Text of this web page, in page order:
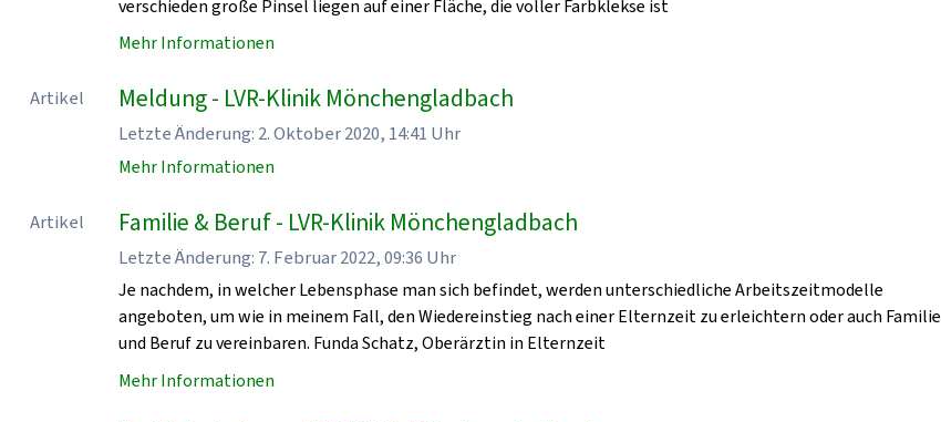
verschieden große Pinsel liegen auf einer Fläche, die voller Farbklekse ist
Mehr Informationen
Artikel Meldung - LVR-Klinik Mönchengladbach
Letzte Änderung: 2. Oktober 2020, 14:41 Uhr
Mehr Informationen
Artikel Familie & Beruf - LVR-Klinik Mönchengladbach
Letzte Änderung: 7. Februar 2022, 09:36 Uhr
Je nachdem, in welcher Lebensphase man sich befindet, werden unterschiedliche Arbeitszeitmodelle
angeboten, um wie in meinem Fall, den Wiedereinstieg nach einer Elternzeit zu erleichtern oder auch Familie
und Beruf zu vereinbaren. Funda Schatz, Oberärztin in Elternzeit
Mehr Informationen